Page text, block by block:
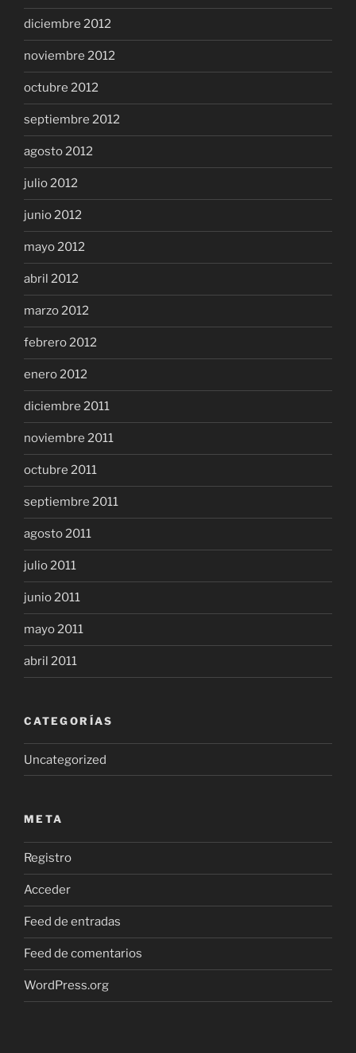
diciembre 2012
noviembre 2012
octubre 2012
septiembre 2012
agosto 2012
julio 2012
junio 2012
mayo 2012
abril 2012
marzo 2012
febrero 2012
enero 2012
diciembre 2011
noviembre 2011
octubre 2011
septiembre 2011
agosto 2011
julio 2011
junio 2011
mayo 2011
abril 2011
CATEGORÍAS
Uncategorized
META
Registro
Acceder
Feed de entradas
Feed de comentarios
WordPress.org